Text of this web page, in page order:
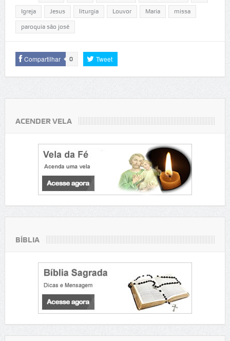
Igreja Jesus liturgia Louvor Maria missa
paroquia são josé
Compartilhar 0 Tweet
ACENDER VELA
BÍBLIA